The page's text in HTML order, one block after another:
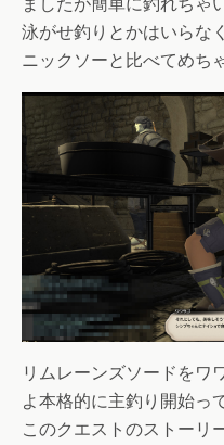
ましたが簡単に釣れちゃ
泳がせ釣りとかはいらな
ニックソーと比べてめち
リムレーンズソードをワ
よ本格的に主釣り開始っ
このクエストのストーリ